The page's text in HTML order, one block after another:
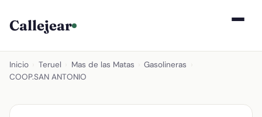
Callejear
Inicio Teruel Mas de las Matas Gasolineras
COOP.SAN ANTONIO